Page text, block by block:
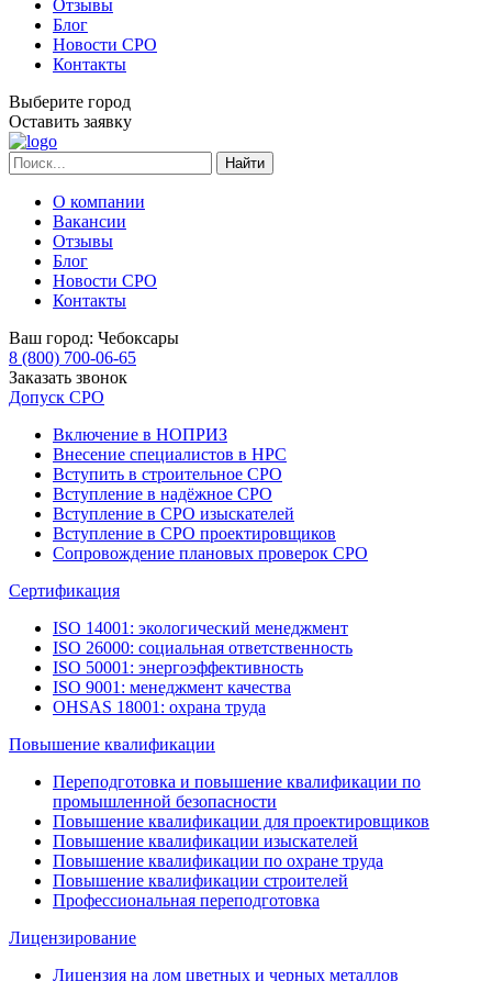
Отзывы
Блог
Новости СРО
Контакты
Выберите город
Оставить заявку
О компании
Вакансии
Отзывы
Блог
Новости СРО
Контакты
Ваш город: Чебоксары
8 (800) 700-06-65
Заказать звонок
Допуск СРО
Включение в НОПРИЗ
Внесение специалистов в НРС
Вступить в строительное СРО
Вступление в надёжное СРО
Вступление в СРО изыскателей
Вступление в СРО проектировщиков
Сопровождение плановых проверок СРО
Сертификация
ISO 14001: экологический менеджмент
ISO 26000: социальная ответственность
ISO 50001: энергоэффективность
ISO 9001: менеджмент качества
OHSAS 18001: охрана труда
Повышение квалификации
Переподготовка и повышение квалификации по
промышленной безопасности
Повышение квалификации для проектировщиков
Повышение квалификации изыскателей
Повышение квалификации по охране труда
Повышение квалификации строителей
Профессиональная переподготовка
Лицензирование
Лицензия на лом цветных и черных металлов